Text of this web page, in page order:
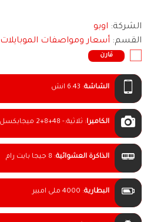
الشركة: اوبو
القسم: أسعار ومواصفات الموبايلات
قارن
الشاشة: 6.43 انش
الكاميرا: ثلاثية:- 48+8+2 ميجابكسل
الذاكرة العشوائية: 8 جيجا بايت رام
البطارية: 4000 ملى امبير